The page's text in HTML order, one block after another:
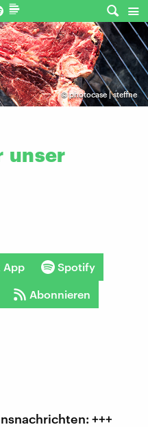
©photocase | steffne
unser
App Spotify
Abonnieren
+++